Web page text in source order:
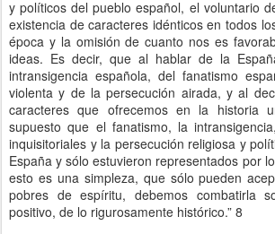
y políticos del pueblo español, el voluntario
existencia de caracteres idénticos en todos
época y la omisión de cuanto nos es
ideas. Es decir, que al hablar de la
intransigencia española, del fanatismo
violenta y de la persecución airada, y al
caracteres que ofrecemos en la historia
supuesto que el fanatismo, la
inquisitoriales y la persecución religiosa y
España y sólo estuvieron representados por
esto es una simpleza, que sólo pueden
pobres de espíritu, debemos combatirla
positivo, de lo rigurosamente histórico.” 8